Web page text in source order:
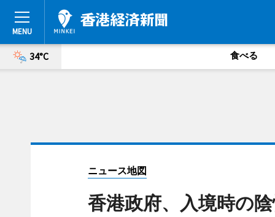
34°C 食べる
ニュース地図
香港政府、入境時の